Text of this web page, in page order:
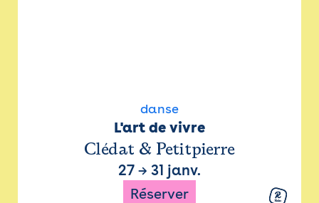
danse
L'art de vivre
Clédat & Petitpierre
27 → 31 janv.
Réserver